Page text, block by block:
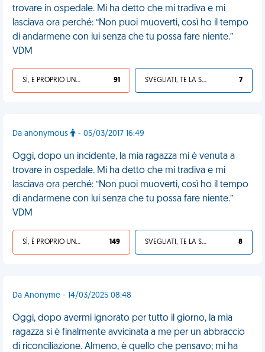
trovare in ospedale. Mi ha detto che mi tradiva e mi
lasciava ora perché: “Non puoi muoverti, così ho il tempo
di andarmene con lui senza che tu possa fare niente.”
VDM
SÌ, È PROPRIO UNA VDM! 91 SVEGLIATI, TE LA SEI CERCATA! 7
Da anonymous - 05/03/2017 16:49
Oggi, dopo un incidente, la mia ragazza mi è venuta a
trovare in ospedale. Mi ha detto che mi tradiva e mi
lasciava ora perché: “Non puoi muoverti, così ho il tempo
di andarmene con lui senza che tu possa fare niente.”
VDM
SÌ, È PROPRIO UNA VDM! 149 SVEGLIATI, TE LA SEI CERCATA! 8
Da Anonyme - 14/03/2025 08:48
Oggi, dopo avermi ignorato per tutto il giorno, la mia
ragazza si è finalmente avvicinata a me per un abbraccio
di riconciliazione. Almeno, è quello che pensavo; mi ha